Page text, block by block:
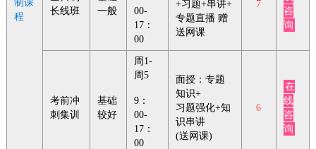
制课
程
长线班
一般
00-
17：
00
+习题+串讲+
专题直播 赠
送网课
7
咨
询
考前冲
刺集训
基础
较好
周1-
周5
9：
00-
17：
00
面授：专题
知识+
习题强化+知
识串讲
(送网课)
6
在
线
咨
询